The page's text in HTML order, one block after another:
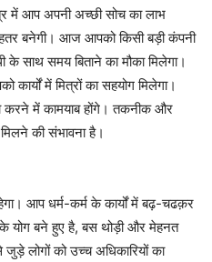
में आप अपनी अच्छी सोच का लाभ
बनेगी। आज आपको किसी बड़ी कंपनी
साथ समय बिताने का मौका मिलेगा।
में मित्रों का सहयोग मिलेगा।
करने में कामयाब होंगे। तकनीक और
की संभावना है।
आप धर्म-कर्म के कार्यों में बढ़-चढक़र
योग बने हुए है, बस थोड़ी और मेहनत
लोगों को उच्च अधिकारियों का